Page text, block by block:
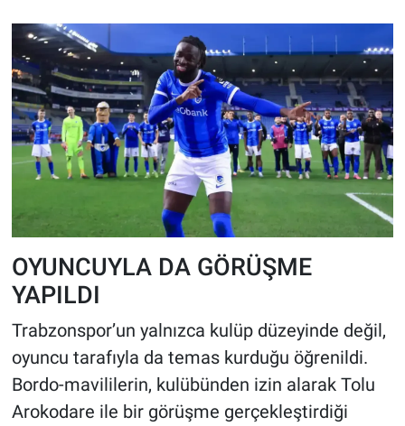
OYUNCUYLA DA GÖRÜŞME
YAPILDI
Trabzonspor’un yalnızca kulüp düzeyinde değil,
oyuncu tarafıyla da temas kurduğu öğrenildi.
Bordo-mavililerin, kulübünden izin alarak Tolu
Arokodare ile bir görüşme gerçekleştirdiği